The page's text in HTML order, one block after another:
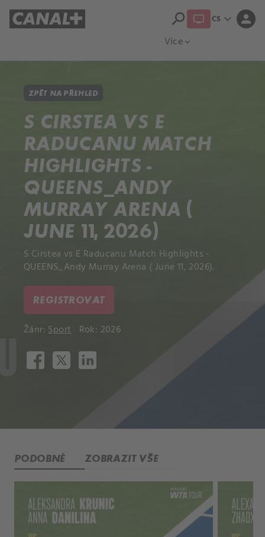
Více expand_more
search CS expand_more person
ZPĚT NA PŘEHLED
S CIRSTEA VS E
RADUCANU MATCH
HIGHLIGHTS -
QUEENS_ANDY
MURRAY ARENA (
JUNE 11, 2026)
S Cirstea vs E Raducanu Match Highlights -
QUEENS_Andy Murray Arena ( June 11, 2026).
REGISTROVAT
Žánr:Sport Rok: 2026
PODOBNÉ ZOBRAZIT VŠE